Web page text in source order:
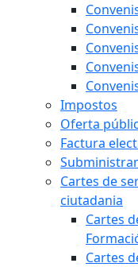
Impostos
Oferta
Factura
Cartes de
ciutadania
Cartes
Cartes